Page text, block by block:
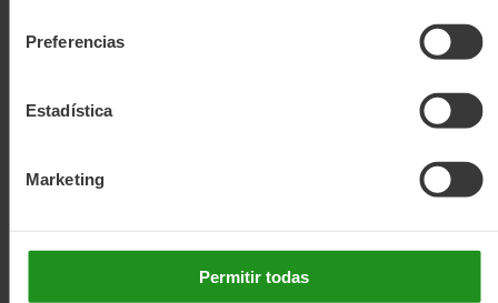
Preferencias
Estadística
Marketing
Permitir todas